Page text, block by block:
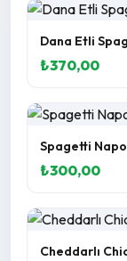
Dana Etli
₺370,00
Spagetti
₺300,00
Cheddarlı